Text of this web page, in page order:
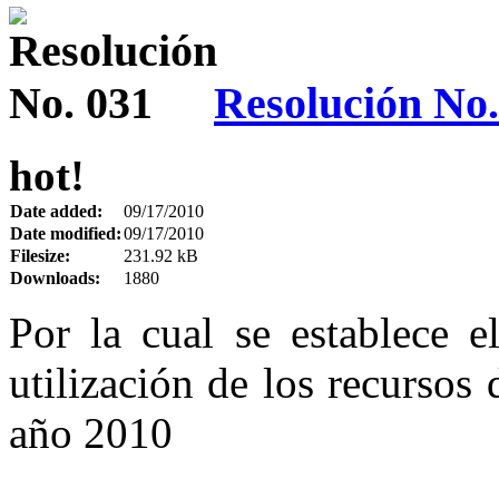
Resolución
hot!
Date added:
09/17/2010
Date modified:09/17/2010
Filesize:
231.92 kB
Downloads:
1880
Por la cual se establece
utilización de los recursos
año 2010